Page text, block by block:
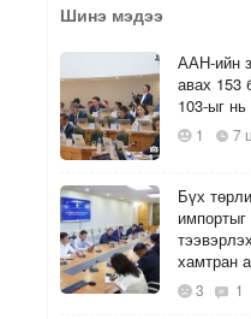
Шинэ мэдээ
ААН-ийн
авах 153
103-ыг
1 7
Бүх
хамтран
3 1